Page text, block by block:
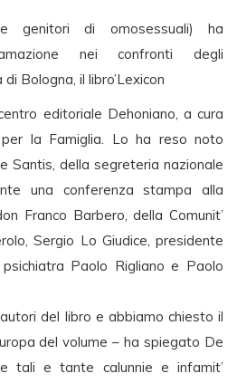
genitori di omosessuali) ha
nei confronti degli
Bologna, il libro’Lexicon
editoriale Dehoniano, a cura
la Famiglia. Lo ha reso noto
Santis, della segreteria nazionale
una conferenza stampa alla
Franco Barbero, della Comunit’
Sergio Lo Giudice, presidente
Paolo Rigliano e Paolo
del libro e abbiamo chiesto il
del volume – ha spiegato De
tali e tante calunnie e infamit’